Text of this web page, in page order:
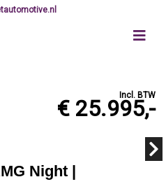
Incl. BTW
€ 25.995,-
Night |